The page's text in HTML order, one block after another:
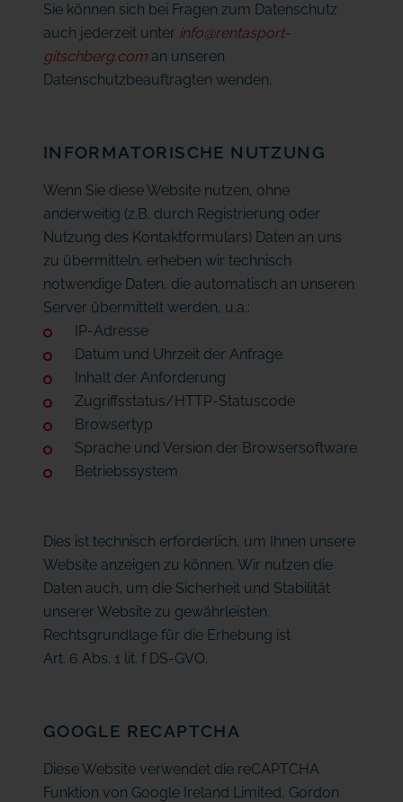
Sie können sich bei Fragen zum Datenschutz
auch jederzeit unter info@rentasport-
gitschberg.coman unseren
Datenschutzbeauftragten wenden.
INFORMATORISCHE NUTZUNG
Wenn Sie diese Website nutzen, ohne
anderweitig (z.B. durch Registrierung oder
Nutzung des Kontaktformulars) Daten an uns
zu übermitteln, erheben wir technisch
notwendige Daten, die automatisch an unseren
Server übermittelt werden, u.a.:
IP-Adresse
Datum und Uhrzeit der Anfrage
Inhalt der Anforderung
Zugriffsstatus/HTTP-Statuscode
Browsertyp
Sprache und Version der Browsersoftware
Betriebssystem
Dies ist technisch erforderlich, um Ihnen unsere
Website anzeigen zu können. Wir nutzen die
Daten auch, um die Sicherheit und Stabilität
unserer Website zu gewährleisten.
Rechtsgrundlage für die Erhebung ist
Art. 6 Abs. 1 lit. f DS-GVO.
GOOGLE RECAPTCHA
Diese Website verwendet die reCAPTCHA
Funktion von Google Ireland Limited, Gordon